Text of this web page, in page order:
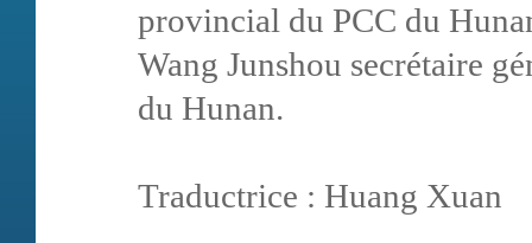
provincial du PCC du
Wang Junshou secrétaire
du Hunan.
Traductrice : Huang